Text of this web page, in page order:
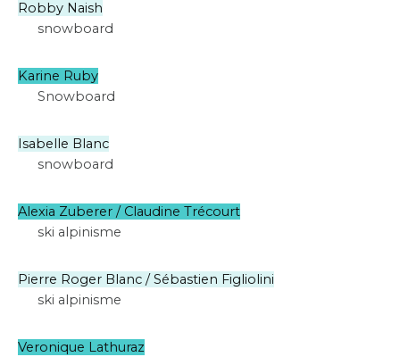
Robby Naish
snowboard
Karine Ruby
Snowboard
Isabelle Blanc
snowboard
Alexia Zuberer / Claudine Trécourt
ski alpinisme
Pierre Roger Blanc / Sébastien Figliolini
ski alpinisme
Veronique Lathuraz